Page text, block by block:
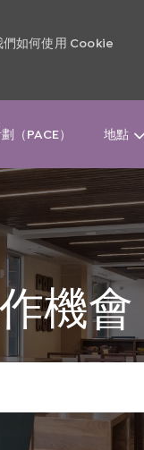
們如何使用 Cookie
（PACE） 地點
機會